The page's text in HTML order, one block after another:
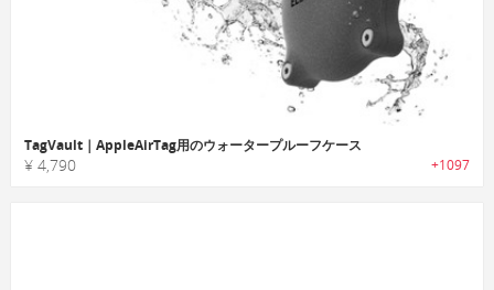
TagVault｜AppleAirTag用のウォータープルーフケース
¥ 4,790 +1097